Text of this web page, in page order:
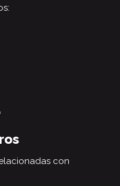
con